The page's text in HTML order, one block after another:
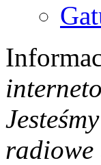
radiowe